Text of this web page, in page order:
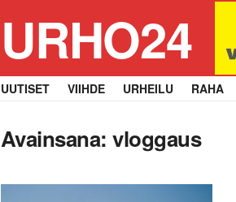
URHO24
UUTISET VIIHDE URHEILU RAHA
Avainsana:vloggaus